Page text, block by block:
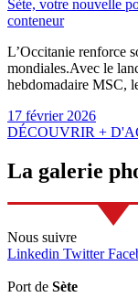
Sète, votre nouvelle
conteneur
L’Occitanie renforce
mondiales.Avec le
hebdomadaire MSC,
17 février 2026
DÉCOUVRIR +
La galerie
Nous suivre
Linkedin Twitter
Port de Sète